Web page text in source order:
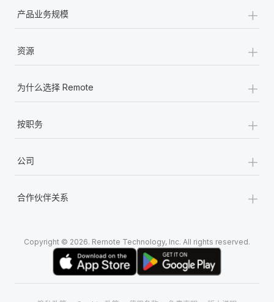
产品业务规模 +
资源 +
为什么选择 Remote +
按职务 +
公司 +
合作伙伴关系 +
Copyright © 2026. Remote Technology, Inc. All rights reserved.